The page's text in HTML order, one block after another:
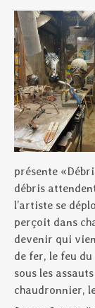
présente
débris
l’artiste se
perçoit dans
devenir qui
de fer, le feu
sous les
chaudronnier,